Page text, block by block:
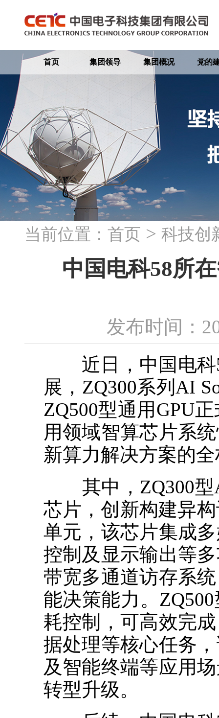
首页 集团领导 集团概况 党的
当前位置： 首页 > 科技创
中国电科58所
发布时间：
近日，中国电科
展，ZQ300系列AI
ZQ500型通用GPU
用领域智算芯片系
新算力解决方案的
其中，ZQ300型
芯片，创新构建异
单元，该芯片集成
控制及显示输出等
带宽多通道访存系
能决策能力。
耗控制，可高效完
据处理等核心任务
及智能终端等应用
转型升级。